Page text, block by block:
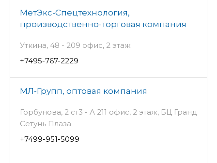
МетЭкс-Спецтехнология,
производственно-торговая компания
Уткина, 48 - 209 офис, 2 этаж
+7495-767-2229
МЛ-Групп, оптовая компания
Горбунова, 2 ст3 - А 211 офис, 2 этаж, БЦ Гранд
Сетунь Плаза
+7499-951-5099